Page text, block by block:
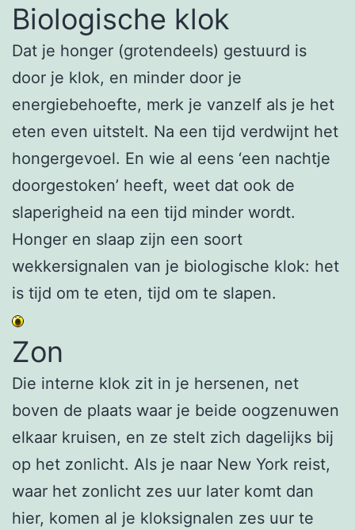
Biologische klok
Dat je honger (grotendeels) gestuurd is
door je klok, en minder door je
energiebehoefte, merk je vanzelf als je het
eten even uitstelt. Na een tijd verdwijnt het
hongergevoel. En wie al eens ‘een nachtje
doorgestoken’ heeft, weet dat ook de
slaperigheid na een tijd minder wordt.
Honger en slaap zijn een soort
wekkersignalen van je biologische klok: het
is tijd om te eten, tijd om te slapen.
Zon
Die interne klok zit in je hersenen, net
boven de plaats waar je beide oogzenuwen
elkaar kruisen, en ze stelt zich dagelijks bij
op het zonlicht. Als je naar New York reist,
waar het zonlicht zes uur later komt dan
hier, komen al je kloksignalen zes uur te